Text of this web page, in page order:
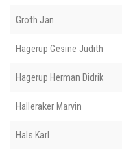
Groth Jan
Hagerup Gesine Judith
Hagerup Herman Didrik
Halleraker Marvin
Hals Karl